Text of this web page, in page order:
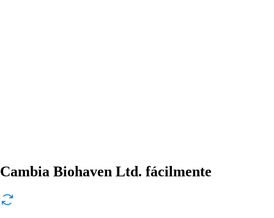
Cambia Biohaven Ltd. fácilmente